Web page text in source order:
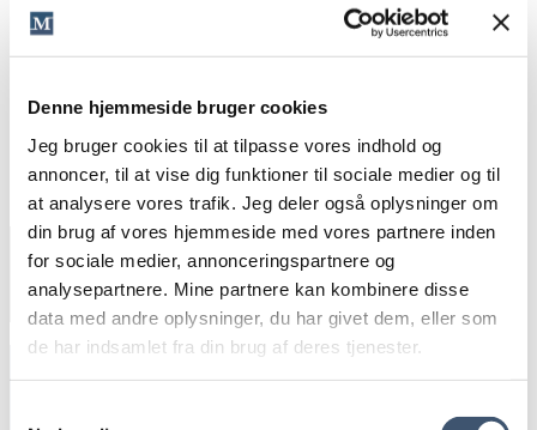
Denne hjemmeside bruger cookies
Jeg bruger cookies til at tilpasse vores indhold og
annoncer, til at vise dig funktioner til sociale medier og til
at analysere vores trafik. Jeg deler også oplysninger om
din brug af vores hjemmeside med vores partnere inden
for sociale medier, annonceringspartnere og
analysepartnere. Mine partnere kan kombinere disse
data med andre oplysninger, du har givet dem, eller som
de har indsamlet fra din brug af deres tjenester.
Rådgivning
Forretningsudvikling: Tjen penge som
selvstændig
Find din kundetype, og sælg mere
Mere salg fra hjemmesiden, ja tak
Freebien, der får læserne til at strømme til dit
Pressemeddelelser Og Kontakt